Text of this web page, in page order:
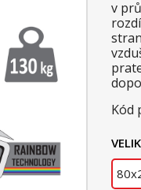
v
Kód